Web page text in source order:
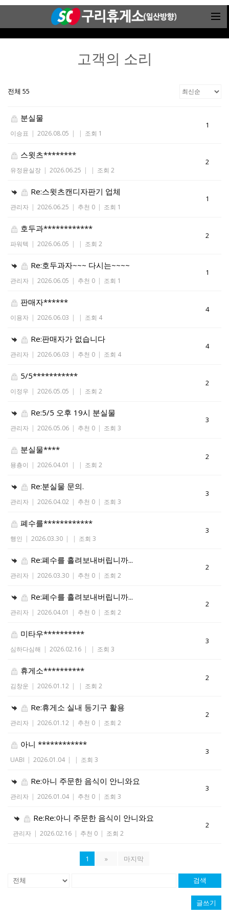
고객의 소리
전체 55
분실물
이승표 | 2026.08.05 | | 조회 1
1
스윗츠********
유정윤실장 | 2026.06.25 | | 조회 2
2
Re:스윗츠캔디자판기 업체
관리자 | 2026.06.25 | 추천 0 | 조회 1
1
호두과************
파워텍 | 2026.06.05 | | 조회 2
2
Re:호두과자~~~ 다시는~~~~
관리자 | 2026.06.05 | 추천 0 | 조회 1
1
판매자******
이용자 | 2026.06.03 | | 조회 4
4
Re:판매자가 없습니다
관리자 | 2026.06.03 | 추천 0 | 조회 4
4
5/5***********
이정우 | 2026.05.05 | | 조회 2
2
Re:5/5 오후 19시 분실물
관리자 | 2026.05.06 | 추천 0 | 조회 3
3
분실물****
묭춍이 | 2026.04.01 | | 조회 2
2
Re:분실물 문의.
관리자 | 2026.04.02 | 추천 0 | 조회 3
3
폐수를************
행인 | 2026.03.30 | | 조회 3
3
Re:폐수를 흘려보내버립니까...
관리자 | 2026.03.30 | 추천 0 | 조회 2
2
Re:폐수를 흘려보내버립니까...
관리자 | 2026.04.01 | 추천 0 | 조회 2
2
미타우**********
심하다심해 | 2026.02.16 | | 조회 3
3
휴게소**********
김창운 | 2026.01.12 | | 조회 2
2
Re:휴게소 실내 등기구 활용
관리자 | 2026.01.12 | 추천 0 | 조회 2
2
아니 ************
UABI | 2026.01.04 | | 조회 3
3
Re:아니 주문한 음식이 안니와요
관리자 | 2026.01.04 | 추천 0 | 조회 3
3
Re:Re:아니 주문한 음식이 안니와요
관리자 | 2026.02.16 | 추천 0 | 조회 2
2
1 » 마지막
검색
글쓰기